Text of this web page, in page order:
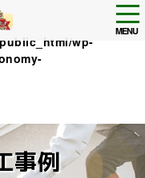
in
wp-
MENU
事例